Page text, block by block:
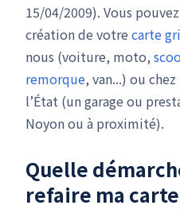
15/04/2009). Vous
création de votre carte
nous (voiture, moto,
remorque, van...) ou
l’État (un garage ou
Noyon ou à proximité).
Quelle
refaire ma